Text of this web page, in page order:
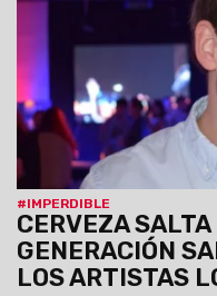
#IMPERDIBLE
CERVEZA
GENERACIÓN
LOS ARTISTAS
talento en la provincia",
Cerveza Salta.